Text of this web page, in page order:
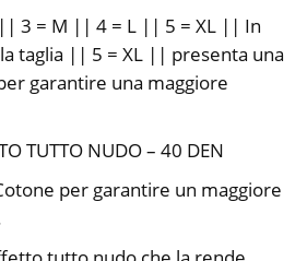
|| 3 = M || 4 = L || 5 = XL || In
taglia || 5 = XL || presenta una
garantire una maggiore
TUTTO NUDO – 40 DEN
per garantire un maggiore